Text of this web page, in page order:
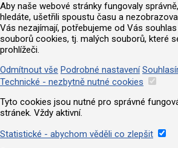
Aby naše webové stránky fungovaly
hledáte, ušetřili spoustu času a
Vás nezajímají, potřebujeme od Vás
souborů cookies, tj. malých souborů, které
prohlížeči.
Odmítnout vše Podrobné nastavení
Technické - nezbytně nutné cookies
Tyto cookies jsou nutné pro správné
stránek. Vždy aktivní.
Statistické - abychom věděli co zlepšit